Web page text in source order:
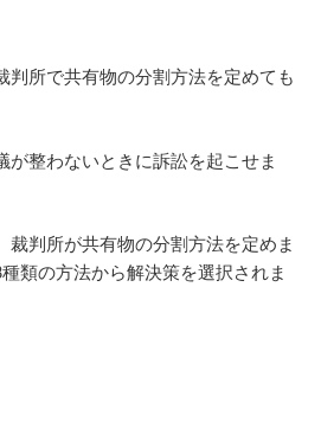
判所で共有物の分割方法を定めても
が整わないときに訴訟を起こせま
裁判所が共有物の分割方法を定めま
類の方法から解決策を選択されま